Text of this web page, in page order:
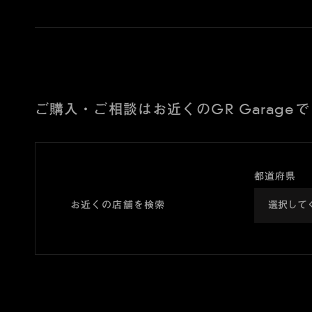
ご購入・ご相談はお近くのGR Garageで
お近くの店舗を検索
都道府県